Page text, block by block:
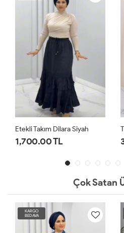
Etekli Takım Dilara Siyah
1,700.00 TL
Çok Satan
KARGO
BEDAVA